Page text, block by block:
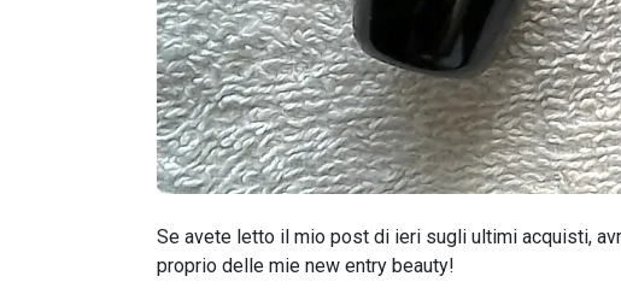
Se avete letto il mio post di ieri sugli ultimi acquisti,
proprio delle mie new entry beauty!